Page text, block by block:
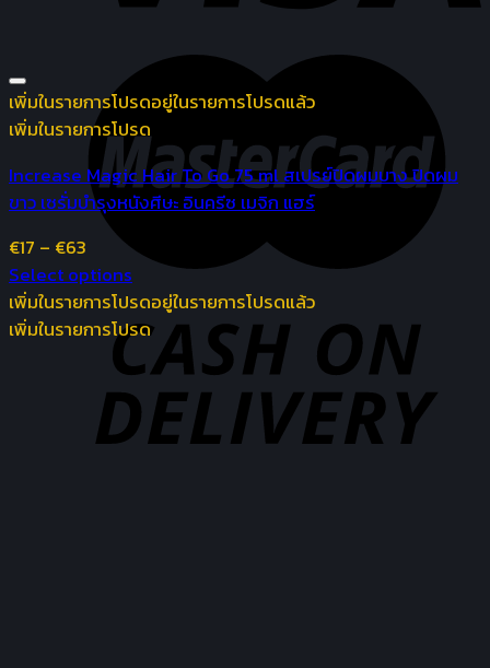
เพิ่มในรายการโปรดอยู่ในรายการโปรดแล้ว
เพิ่มในรายการโปรด
Increase Magic Hair To Go 75 ml สเปรย์ปิดผมบาง ปิดผม
ขาว เซรั่มบำรุงหนังศีษะ อินครีซ เมจิก แฮร์
€17 – €63
Select options
เพิ่มในรายการโปรดอยู่ในรายการโปรดแล้ว
เพิ่มในรายการโปรด